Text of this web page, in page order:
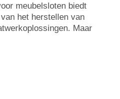
meubelsloten biedt
het herstellen van
Maar